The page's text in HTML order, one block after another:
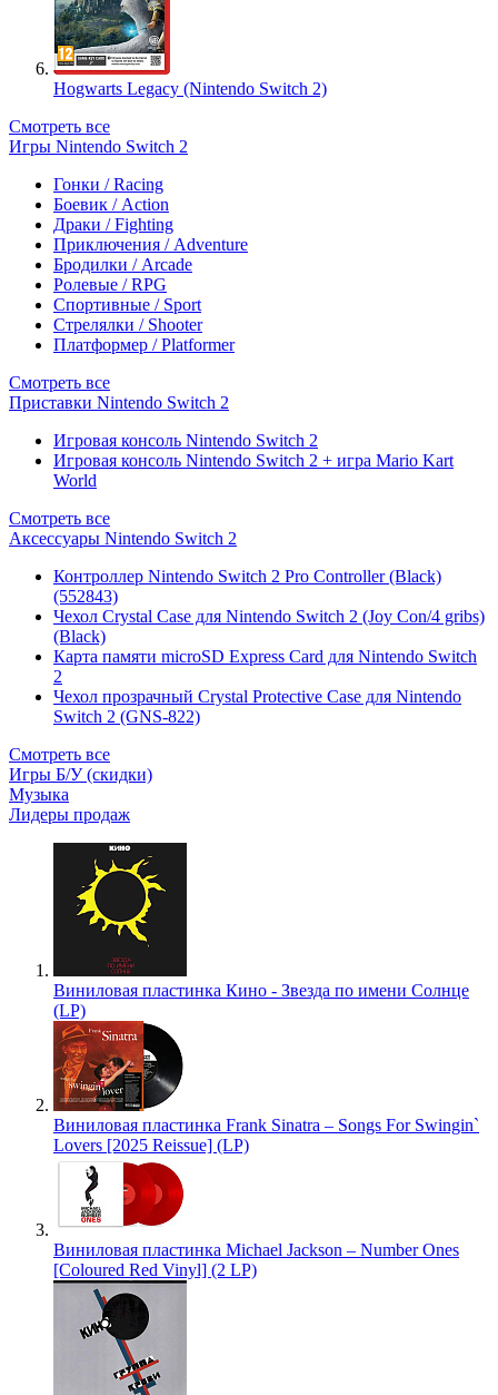
Hogwarts Legacy (Nintendo Switch 2)
Смотреть все
Игры Nintendo Switch 2
Гонки / Racing
Боевик / Action
Драки / Fighting
Приключения / Adventure
Бродилки / Arcade
Ролевые / RPG
Спортивные / Sport
Стрелялки / Shooter
Платформер / Platformer
Смотреть все
Приставки Nintendo Switch 2
Игровая консоль Nintendo Switch 2
Игровая консоль Nintendo Switch 2 + игра Mario Kart
World
Смотреть все
Аксессуары Nintendo Switch 2
Контроллер Nintendo Switch 2 Pro Controller (Black)
(552843)
Чехол Сrystal Сase для Nintendo Switch 2 (Joy Con/4 gribs)
(Black)
Карта памяти microSD Express Card для Nintendo Switch
2
Чехол прозрачный Crystal Protective Case для Nintendo
Switch 2 (GNS-822)
Смотреть все
Игры Б/У (скидки)
Музыка
Лидеры продаж
Виниловая пластинка Кино - Звезда по имени Солнце
(LP)
Виниловая пластинка Frank Sinatra – Songs For Swingin`
Lovers [2025 Reissue] (LP)
Виниловая пластинка Michael Jackson – Number Ones
[Coloured Red Vinyl] (2 LP)